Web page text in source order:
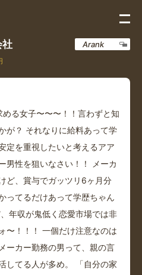
社 Arank
る女子〜〜〜！！言わずと知
が？ それなりに給料あって学
定を重視したいと考えるアア
男性を狙いなさい！！ メーカ
ど、賞与でガッツリ6ヶ月分
ってるだけあって学歴ちゃん
年収が鬼低く恋愛市場では非
〜！！！ 一個だけ注意なのは
ーカー勤務の男って、親の言
してる人が多め。 「自分の家